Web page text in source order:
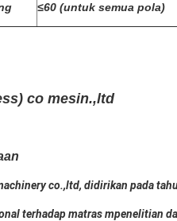
≤60 (untuk semua pola)
co mesin.,ltd
co.,ltd, didirikan pada
terhadap matras mpenelitian